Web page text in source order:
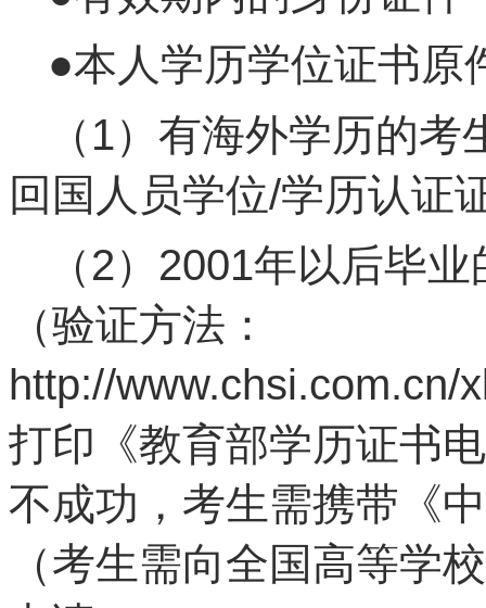
●本人学历学位证书原
（1）有海外学历的
回国人员学位/学历认证
（2）2001年以后毕
（验证方法：
http://www.chsi.com.cn/
打印《教育部学历证书
不成功，考生需携带《
（考生需向全国高等学